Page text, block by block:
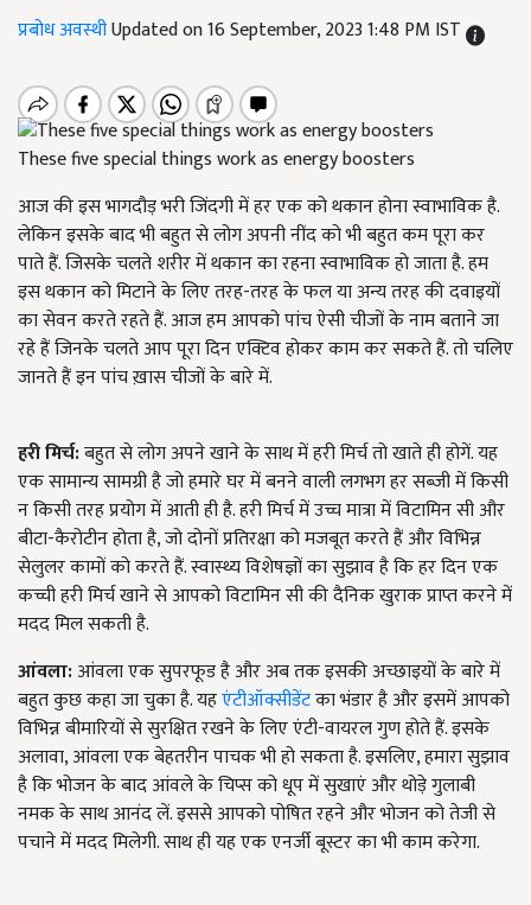
प्रबोध अवस्थीUpdated on 16 September, 2023 1:48 PM IST
These five special things work as energy boosters
आज की इस भागदौड़ भरी जिंदगी में हर एक को थकान होना स्वाभाविक है.
लेकिन इसके बाद भी बहुत से लोग अपनी नींद को भी बहुत कम पूरा कर
पाते हैं. जिसके चलते शरीर में थकान का रहना स्वाभाविक हो जाता है. हम
इस थकान को मिटाने के लिए तरह-तरह के फल या अन्य तरह की दवाइयों
का सेवन करते रहते हैं. आज हम आपको पांच ऐसी चीजों के नाम बताने जा
रहे हैं जिनके चलते आप पूरा दिन एक्टिव होकर काम कर सकते हैं. तो चलिए
जानते हैं इन पांच ख़ास चीजों के बारे में.
हरी मिर्च:बहुत से लोग अपने खाने के साथ में हरी मिर्च तो खाते ही होगें. यह
एक सामान्य सामग्री है जो हमारे घर में बनने वाली लगभग हर सब्जी में किसी
न किसी तरह प्रयोग में आती ही है. हरी मिर्च में उच्च मात्रा में विटामिन सी और
बीटा-कैरोटीन होता है, जो दोनों प्रतिरक्षा को मजबूत करते हैं और विभिन्न
सेलुलर कामों को करते हैं. स्वास्थ्य विशेषज्ञों का सुझाव है कि हर दिन एक
कच्ची हरी मिर्च खाने से आपको विटामिन सी की दैनिक खुराक प्राप्त करने में
मदद मिल सकती है.
आंवला:आंवला एक सुपरफूड है और अब तक इसकी अच्छाइयों के बारे में
बहुत कुछ कहा जा चुका है. यहएंटीऑक्सीडेंटका भंडार है और इसमें आपको
विभिन्न बीमारियों से सुरक्षित रखने के लिए एंटी-वायरल गुण होते हैं. इसके
अलावा, आंवला एक बेहतरीन पाचक भी हो सकता है. इसलिए, हमारा सुझाव
है कि भोजन के बाद आंवले के चिप्स को धूप में सुखाएं और थोड़े गुलाबी
नमक के साथ आनंद लें. इससे आपको पोषित रहने और भोजन को तेजी से
पचाने में मदद मिलेगी. साथ ही यह एक एनर्जी बूस्टर का भी काम करेगा.